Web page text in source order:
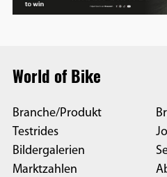
World of Bike
Branche/Produkt
Testrides
Bildergalerien
Marktzahlen